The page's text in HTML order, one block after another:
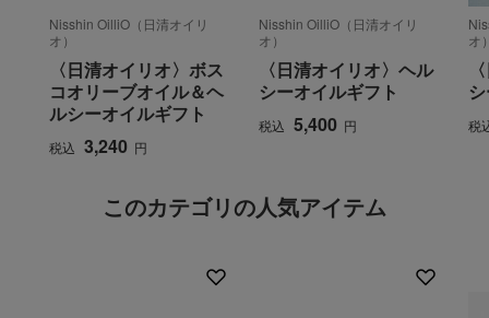
Nisshin OilliO（日清オイリ
オ）
〈日清オイリオ〉ボス
コオリーブオイル＆ヘ
ルシーオイルギフト
税込 3,240 円
Nisshin OilliO（日清オイリ
オ）
〈日清オイリオ〉ヘル
シーオイルギフト
税込 5,400 円
オ
税
このカテゴリの人気アイテム